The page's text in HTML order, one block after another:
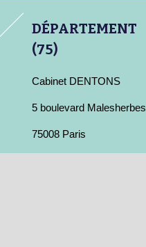
DÉPARTEMENT
(75)
Cabinet DENTONS
5 boulevard Malesherbes
75008 Paris